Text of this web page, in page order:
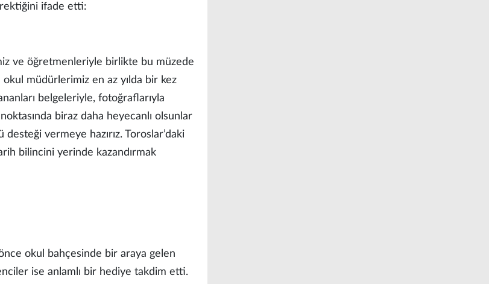
ifade etti:
ve öğretmenleriyle birlikte bu müzede
müdürlerimiz en az yılda bir kez
belgeleriyle, fotoğraflarıyla
biraz daha heyecanlı olsunlar
vermeye hazırız. Toroslar’daki
bilincini yerinde kazandırmak
okul bahçesinde bir araya gelen
ise anlamlı bir hediye takdim etti.